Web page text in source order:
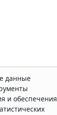
данные
и обеспечения